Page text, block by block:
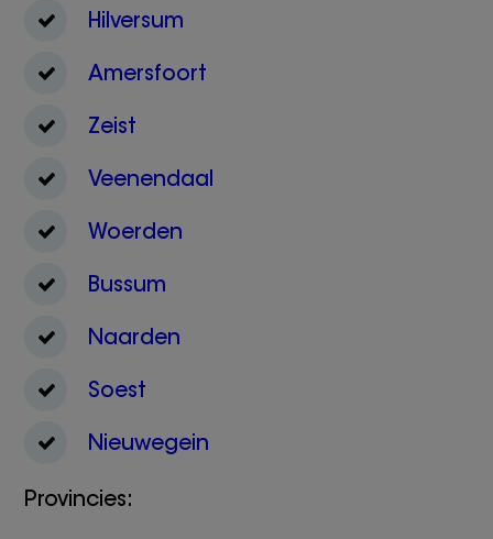
Hilversum
Amersfoort
Zeist
Veenendaal
Woerden
Bussum
Naarden
Soest
Nieuwegein
Provincies: